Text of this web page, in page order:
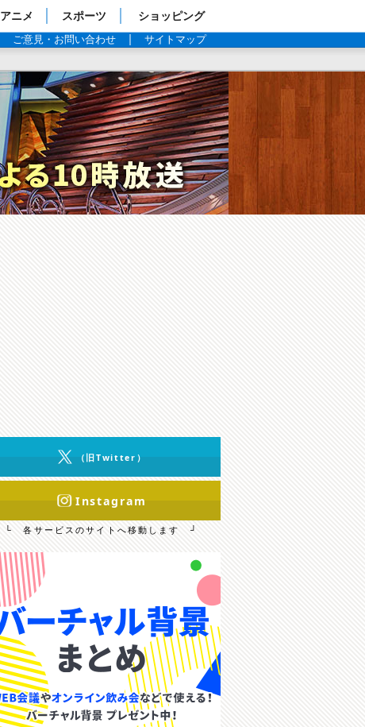
アニメ スポーツ ショッピング
ご意見・お問い合わせ サイトマップ
（旧Twitter）
Instagram
└ 各サービスのサイトへ移動します ┘